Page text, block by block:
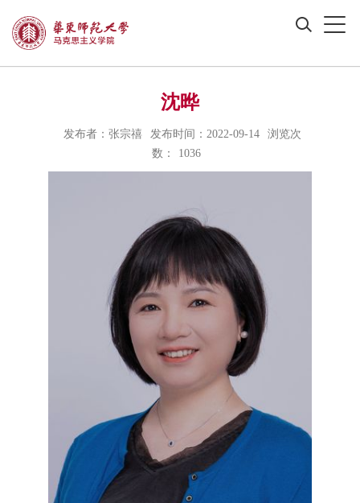
沈晔
发布者：张宗禧 发布时间：2022-09-14
浏览次
数：
1036